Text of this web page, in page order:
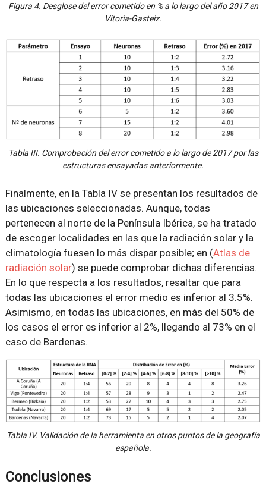
Figura 4. Desglose del error cometido en % a lo largo del año 2017 en
Vitoria-Gasteiz.
Tabla III. Comprobación del error cometido a lo largo de 2017 por las
estructuras ensayadas anteriormente.
Finalmente, en la Tabla IV se presentan los resultados de
las ubicaciones seleccionadas. Aunque, todas
pertenecen al norte de la Península Ibérica, se ha tratado
de escoger localidades en las que la radiación solar y la
climatología fuesen lo más dispar posible; en (Atlas de
radiación solar) se puede comprobar dichas diferencias.
En lo que respecta a los resultados, resaltar que para
todas las ubicaciones el error medio es inferior al 3.5%.
Asimismo, en todas las ubicaciones, en más del 50% de
los casos el error es inferior al 2%, llegando al 73% en el
caso de Bardenas.
Tabla IV. Validación de la herramienta en otros puntos de la geografía
española.
Conclusiones